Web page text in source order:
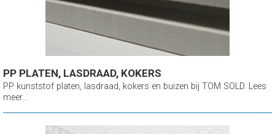
PP PLATEN, LASDRAAD, KOKERS
PP kunststof platen, lasdraad, kokers en buizen bij TOM SOLD. Lees
meer...